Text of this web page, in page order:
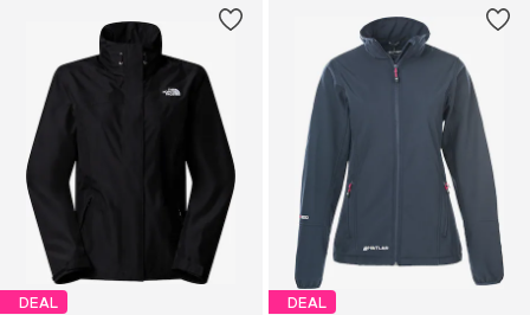
DEAL DEAL